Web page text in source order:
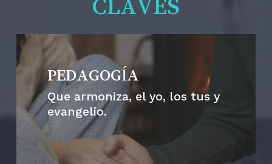
CLAVES
PEDAGOGÍA
Que armoniza, el yo, los tus y
evangelio.